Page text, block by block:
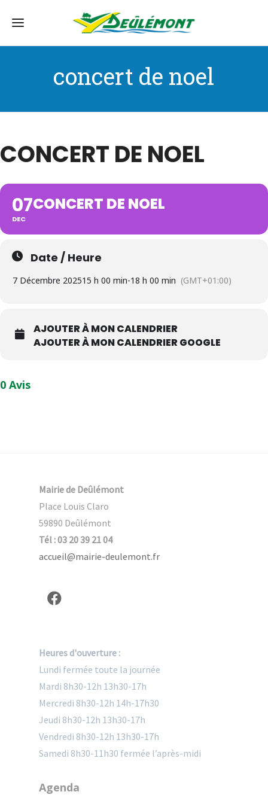
concert de noel
CONCERT DE NOEL
07
DEC
CONCERT DE NOEL
Date / Heure
7 Décembre 202515 h 00 min-18 h 00 min (GMT+01:00)
AJOUTER À MON CALENDRIER
AJOUTER À MON CALENDRIER GOOGLE
0 Avis
Mairie de Deûlémont
Place Louis Claro
59890 Deûlémont
Tél : 03 20 39 21 04
accueil@mairie-deulemont.fr
Heures d'ouverture :
Lundi fermée toute la journée
Mardi 8h30-12h 13h30-17h
Mercredi 8h30-12h 14h-17h30
Jeudi 8h30-12h 13h30-17h
Vendredi 8h30-12h 13h30-17h
Samedi 8h30-11h30 fermée l’après-midi
Agenda